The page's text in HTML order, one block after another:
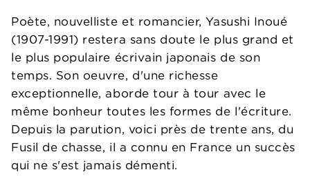
Poète, nouvelliste et romancier, Yasushi Inoué
(1907-1991) restera sans doute le plus grand et
le plus populaire écrivain japonais de son
temps. Son oeuvre, d'une richesse
exceptionnelle, aborde tour à tour avec le
même bonheur toutes les formes de l'écriture.
Depuis la parution, voici près de trente ans, du
Fusil de chasse, il a connu en France un succès
qui ne s'est jamais démenti.